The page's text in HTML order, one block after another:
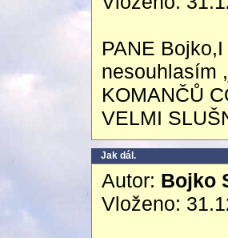
PANE
nesouhlasím
KOMANČŮ
VELMI
Jak dál.
Autor: Bojko
Vloženo: